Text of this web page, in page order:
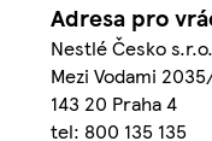
Adresa pro
Nestlé Česko s.r.o.
Mezi Vodami
143 20 Praha 4
tel: 800 135 135